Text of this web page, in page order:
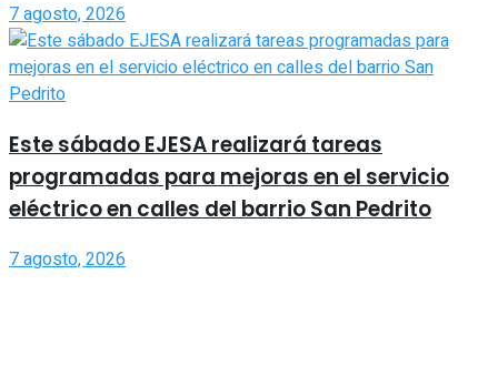
7 agosto, 2026
Este sábado EJESA realizará tareas
programadas para mejoras en el servicio
eléctrico en calles del barrio San Pedrito
7 agosto, 2026